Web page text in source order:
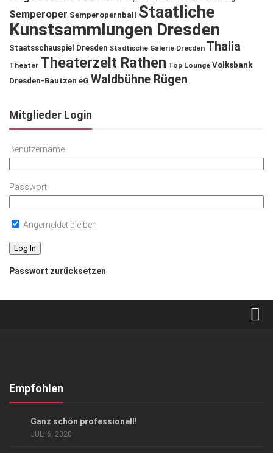
Semperoper Semperopernball
Staatliche
Kunstsammlungen Dresden
Staatsschauspiel Dresden Städtische Galerie Dresden Thalia
Theater Theaterzelt Rathen Top Lounge Volksbank
Dresden-Bautzen eG Waldbühne Rügen
Mitglieder Login
Benutzername
Passwort
Angemeldet bleiben
Passwort zurücksetzen
Kontakt, Impressum
Empfohlen
Ganz schön professionell!
JULI 6, 2020